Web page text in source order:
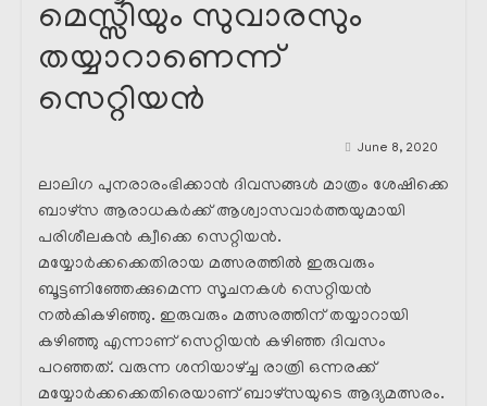
മെസ്സിയും സുവാരസും
തയ്യാറാണെന്ന്
സെറ്റിയൻ
June 8, 2020
ലാലിഗ പുനരാരംഭിക്കാൻ ദിവസങ്ങൾ മാത്രം ശേഷിക്കെ
ബാഴ്സ ആരാധകർക്ക് ആശ്വാസവാർത്തയുമായി
പരിശീലകൻ ക്വീക്കെ സെറ്റിയൻ.
മയ്യോർക്കക്കെതിരായ മത്സരത്തിൽ ഇരുവരും
ബൂട്ടണിഞ്ഞേക്കുമെന്ന സൂചനകൾ സെറ്റിയൻ
നൽകികഴിഞ്ഞു. ഇരുവരും മത്സരത്തിന് തയ്യാറായി
കഴിഞ്ഞു എന്നാണ് സെറ്റിയൻ കഴിഞ്ഞ ദിവസം
പറഞ്ഞത്. വരുന്ന ശനിയാഴ്ച്ച രാത്രി ഒന്നരക്ക്
മയ്യോർക്കക്കെതിരെയാണ് ബാഴ്സയുടെ ആദ്യമത്സരം.